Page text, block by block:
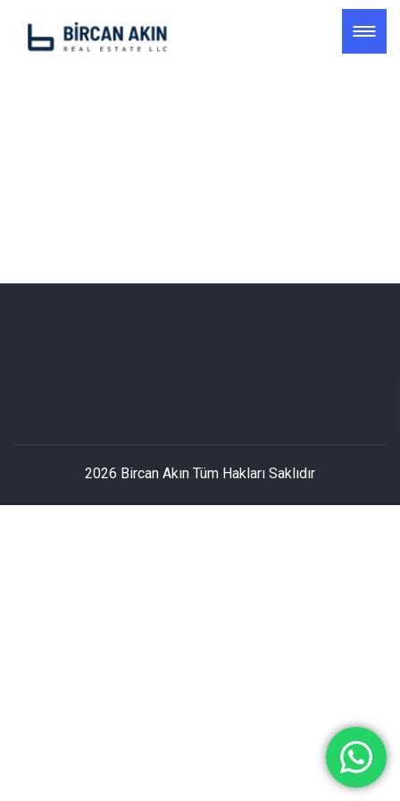
2026 Bircan Akın Tüm Hakları Saklıdır